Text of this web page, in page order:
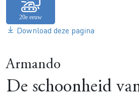
Download deze pagina
Armando
De schoonheid